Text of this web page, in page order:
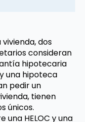
dos
consideran
hipotecaria
una hipoteca
pedir un
tienen
únicos.
HELOC y una